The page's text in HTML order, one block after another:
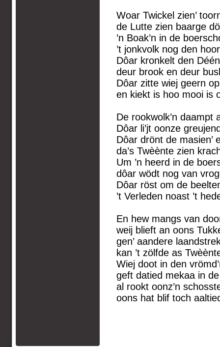
Woar Twickel zien’
de Lutte zien baarge
’n Boak’n in de
’t jonkvolk nog den
Dôar kronkelt den
deur brook en deur
Dôar zitte wiej geern
en kiekt is hoo mooi is
De rookwolk’n daampt
Dôar li’jt oonze
Dôar drönt de masien’
da’s Twèènte zien
Um ’n heerd in de
dôar wödt nog van
Dôar röst om de
’t Verleden noast ’t
En hew mangs van
weij blieft an oons
gen’ aandere
kan ’t zölfde as
Wiej doot in den
geft datied mekaa in
al rookt oonz’n
oons hat blif toch